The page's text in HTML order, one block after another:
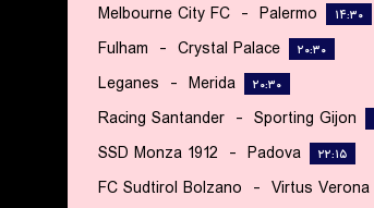
Melbourne City FC - Palermo ۱۴:۳۰
Fulham - Crystal Palace ۲۰:۳۰
Leganes - Merida ۲۰:۳۰
Racing Santander - Sporting Gijon
SSD Monza 1912 - Padova ۲۲:۱۵
FC Sudtirol Bolzano - Virtus Verona